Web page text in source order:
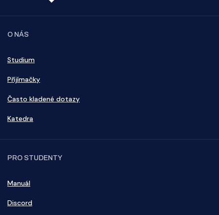
O NÁS
Studium
Příjímačky
Často kladené dotazy
Katedra
PRO STUDENTY
Manuál
Discord